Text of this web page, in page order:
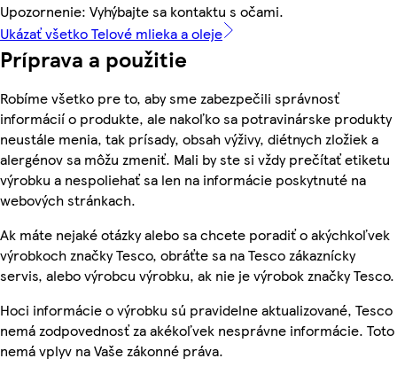
Upozornenie: Vyhýbajte sa kontaktu s očami.
Ukázať všetko Telové mlieka a oleje
Príprava a použitie
Robíme všetko pre to, aby sme zabezpečili správnosť
informácií o produkte, ale nakoľko sa potravinárske produkty
neustále menia, tak prísady, obsah výživy, diétnych zložiek a
alergénov sa môžu zmeniť. Mali by ste si vždy prečítať etiketu
výrobku a nespoliehať sa len na informácie poskytnuté na
webových stránkach.
Ak máte nejaké otázky alebo sa chcete poradiť o akýchkoľvek
výrobkoch značky Tesco, obráťte sa na Tesco zákaznícky
servis, alebo výrobcu výrobku, ak nie je výrobok značky Tesco.
Hoci informácie o výrobku sú pravidelne aktualizované, Tesco
nemá zodpovednosť za akékoľvek nesprávne informácie. Toto
nemá vplyv na Vaše zákonné práva.